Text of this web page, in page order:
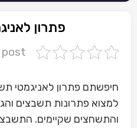
פתרון
חיפשתם פתרון לאניגמטי
למצוא פתרונות תשבצים
והתשחצים שקיימים.